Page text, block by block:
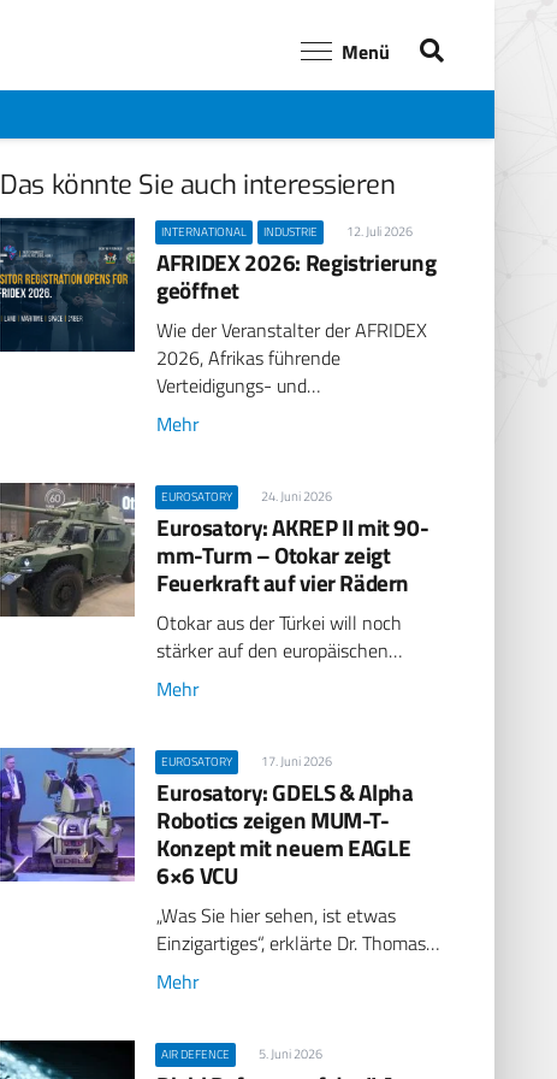
Menü
Das könnte Sie auch interessieren
INTERNATIONAL INDUSTRIE 12. Juli 2026
AFRIDEX 2026: Registrierung
geöffnet
Wie der Veranstalter der AFRIDEX
2026, Afrikas führende
Verteidigungs- und…
Mehr
EUROSATORY 24. Juni 2026
Eurosatory: AKREP II mit 90-
mm-Turm – Otokar zeigt
Feuerkraft auf vier Rädern
Otokar aus der Türkei will noch
stärker auf den europäischen…
Mehr
EUROSATORY 17. Juni 2026
Eurosatory: GDELS & Alpha
Robotics zeigen MUM-T-
Konzept mit neuem EAGLE
6×6 VCU
„Was Sie hier sehen, ist etwas
Einzigartiges“, erklärte Dr. Thomas…
Mehr
AIR DEFENCE 5. Juni 2026